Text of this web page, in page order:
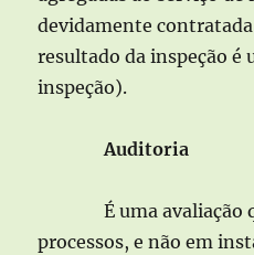
devidamente
resultado da inspeção é
inspeção).
Auditoria
É uma avaliação
processos, e não em